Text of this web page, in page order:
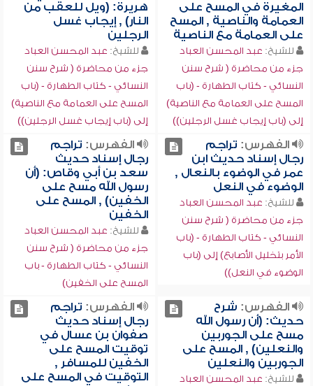
المغيرة في المسح على
العمامة والناصية , المسح
على العمامة مع الناصية
للشيخ: عبد المحسن العباد
جزء من محاضرة ( شرح سنن
النسائي - كتاب الطهارة - (باب
المسح على العمامة مع الناصية)
إلى (باب إيجاب غسل الرجلين))
هريرة: (ويل للعقب من
النار) , إيجاب غسل
الرجلين
للشيخ: عبد المحسن العباد
جزء من محاضرة ( شرح سنن
النسائي - كتاب الطهارة - (باب
المسح على العمامة مع الناصية)
إلى (باب إيجاب غسل الرجلين))
الفهرس: تراجم
رجال إسناد حديث ابن
عمر في الوضوء بالنعال ,
الوضوء في النعل
للشيخ: عبد المحسن العباد
جزء من محاضرة ( شرح سنن
النسائي - كتاب الطهارة - (باب
الأمر بتخليل الأصابع) إلى (باب
الوضوء في النعل))
الفهرس: تراجم
رجال إسناد حديث
سعد بن أبي وقاص: (أن
رسول الله مسح على
الخفين) , المسح على
الخفين
للشيخ: عبد المحسن العباد
جزء من محاضرة ( شرح سنن
النسائي - كتاب الطهارة - باب
المسح على الخفين)
الفهرس: شرح
حديث: (أن رسول الله
مسح على الجوربين
والنعلين) , المسح على
الجوربين والنعلين
للشيخ: عبد المحسن العباد
الفهرس: تراجم
رجال إسناد حديث
صفوان بن عسال في
توقيت المسح على
الخفين للمسافر ,
التوقيت في المسح على